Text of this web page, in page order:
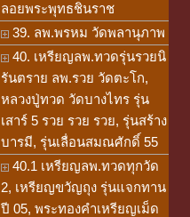
ลอยพระพุทธชินราช
39. ลพ.พรหม วัดพลานุภาพ
40. เหรียญลพ.ทวดรุ่นรวยนิ
รันตราย ลพ.รวย วัดตะโก,
หลวงปู่ทวด วัดบางไทร รุ่น
เสาร์ 5 รวย รวย รวย, รุ่นสร้าง
บารมี, รุ่นเลื่อนสมณศักดิ์ 55
40.1 เหรียญลพ.ทวดทุกวัด
2, เหรียญขวัญถุง รุ่นแจกทาน
ปี 05, พระทองคำเหรียญเม็ด